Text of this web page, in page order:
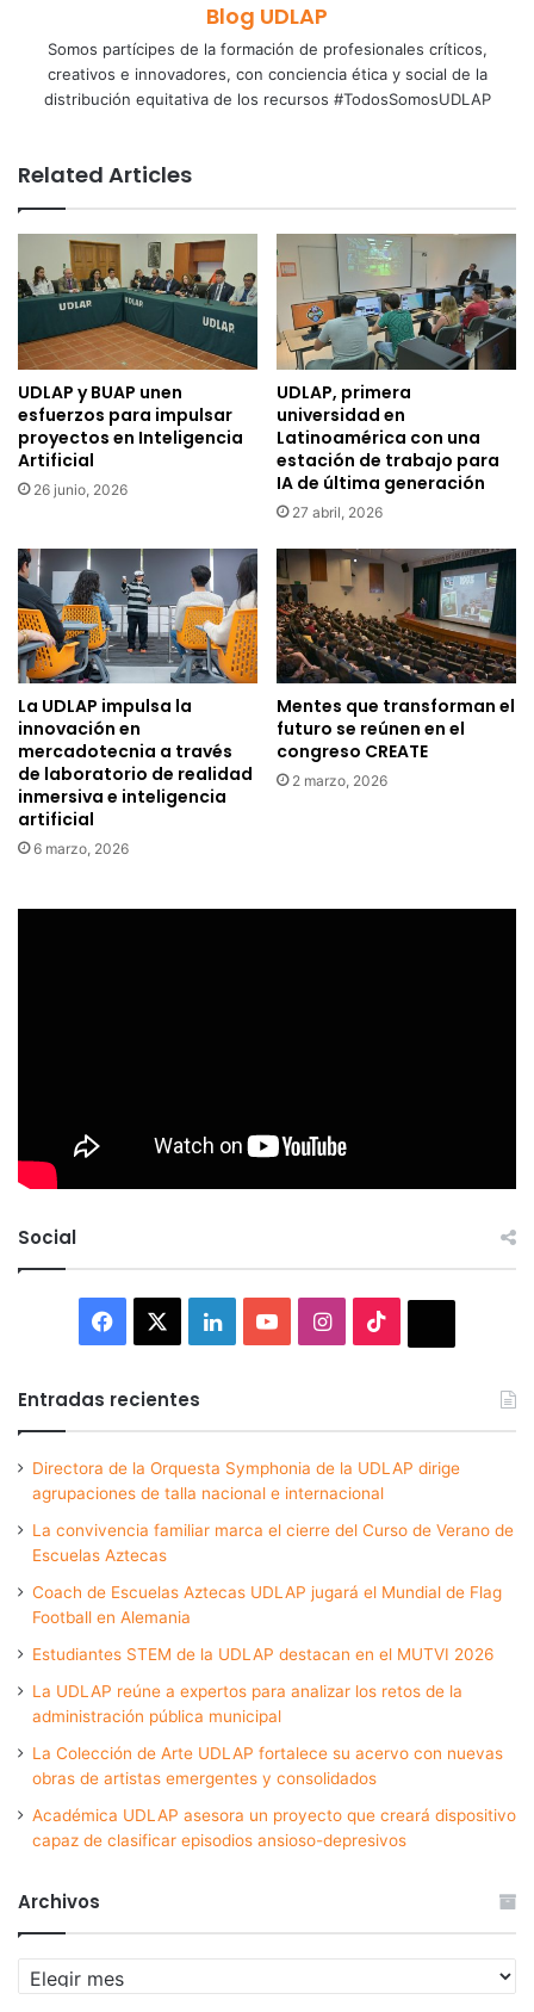
Blog UDLAP
Somos partícipes de la formación de profesionales críticos,
creativos e innovadores, con conciencia ética y social de la
distribución equitativa de los recursos #TodosSomosUDLAP
Related Articles
UDLAP y BUAP unen
esfuerzos para impulsar
proyectos en Inteligencia
Artificial
26 junio, 2026
UDLAP, primera
universidad en
Latinoamérica con una
estación de trabajo para
IA de última generación
27 abril, 2026
La UDLAP impulsa la
innovación en
mercadotecnia a través
de laboratorio de realidad
inmersiva e inteligencia
artificial
6 marzo, 2026
Mentes que transforman el
futuro se reúnen en el
congreso CREATE
2 marzo, 2026
Social
Facebook LinkedInYouTubeInstagram
Entradas recientes
Directora de la Orquesta Symphonia de la UDLAP dirige
agrupaciones de talla nacional e internacional
La convivencia familiar marca el cierre del Curso de Verano de
Escuelas Aztecas
Coach de Escuelas Aztecas UDLAP jugará el Mundial de Flag
Football en Alemania
Estudiantes STEM de la UDLAP destacan en el MUTVI 2026
La UDLAP reúne a expertos para analizar los retos de la
administración pública municipal
La Colección de Arte UDLAP fortalece su acervo con nuevas
obras de artistas emergentes y consolidados
Académica UDLAP asesora un proyecto que creará dispositivo
capaz de clasificar episodios ansioso-depresivos
Archivos
Archivos